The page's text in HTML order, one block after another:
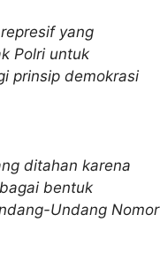
yang
Polri untuk
prinsip demokrasi
ditahan karena
bentuk
Undang Nomor